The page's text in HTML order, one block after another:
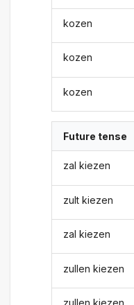
kozen
kozen
kozen
Future tense
zal kiezen
zult kiezen
zal kiezen
zullen kiezen
zullen kiezen